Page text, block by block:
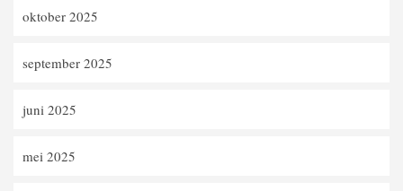
oktober 2025
september 2025
juni 2025
mei 2025